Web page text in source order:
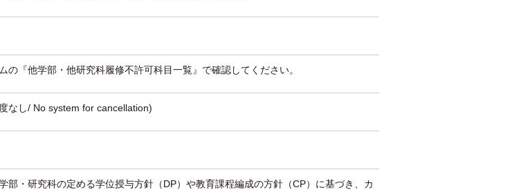
の『他学部・他研究科履修不許可科目一覧』で確認してください。
なし/ No system for cancellation)
部・研究科の定める学位授与方針（DP）や教育課程編成の方針（CP）に基づき、カ